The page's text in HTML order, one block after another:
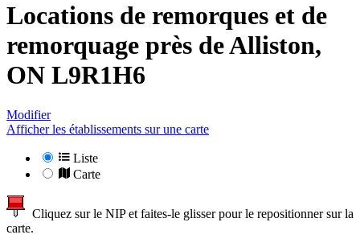
Locations de remorques et de
remorquage près deAlliston,
ON L9R1H6
Modifier
Afficher les établissements sur une carte
Liste
Carte
Cliquez sur le NIP et faites-le glisser pour le repositionner sur la
carte.